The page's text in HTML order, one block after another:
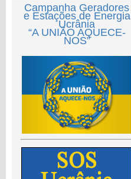
Campanha Geradores
e Estações de Energia
Ucrânia
“A UNIÃO AQUECE-
NOS”